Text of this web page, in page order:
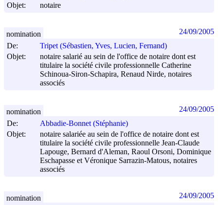
Objet:
notaire
De:
Tripet (Sébastien, Yves, Lucien, Fernand)
Objet:
notaire salarié au sein de l'office de notaire dont est
titulaire la société civile professionnelle Catherine
Schinoua-Siron-Schapira, Renaud Nirde, notaires
associés
nomination 24/09/2005
De:
Abbadie-Bonnet (Stéphanie)
Objet:
notaire salariée au sein de l'office de notaire dont est
titulaire la société civile professionnelle Jean-Claude
Lapouge, Bernard d'Aleman, Raoul Orsoni, Dominique
Eschapasse et Véronique Sarrazin-Matous, notaires
associés
nomination 24/09/2005
nomination 24/09/2005